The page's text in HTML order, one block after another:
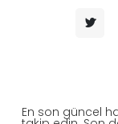
En son güncel